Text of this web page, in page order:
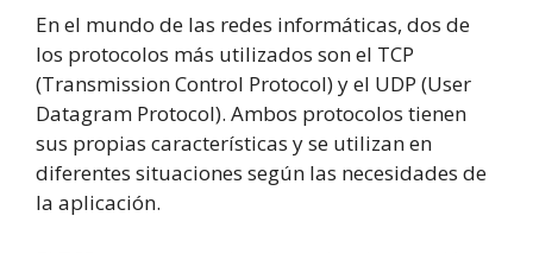
En el mundo de las redes informáticas, dos de
los protocolos más utilizados son el TCP
(Transmission Control Protocol) y el UDP (User
Datagram Protocol). Ambos protocolos tienen
sus propias características y se utilizan en
diferentes situaciones según las necesidades de
la aplicación.